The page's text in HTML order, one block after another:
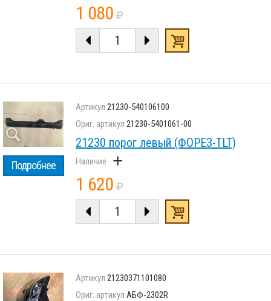
1 080
Подробнее
21230-540106100
21230-5401061-00
21230 порог левый (ФОРЕЗ-TLT)
+
1 620
21230371101080
АБФ-2302R